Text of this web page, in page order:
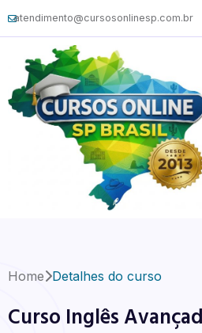
atendimento@cursosonlinesp.com.br
Home Detalhes do curso
Curso Inglês